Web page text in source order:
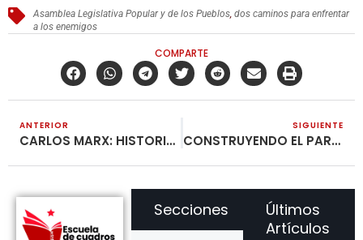
Asamblea Legislativa Popular y de los Pueblos,dos caminos para enfrentar
a los enemigos
COMPARTE
ANTERIOR
CARLOS MARX: HISTORIA DE SU VIDA (XXI)
SIGUIENTE
CONSTRUYENDO EL PARTIDO CON LOS POBRES DEL CAMPO
Últimos
Artículos
Secciones